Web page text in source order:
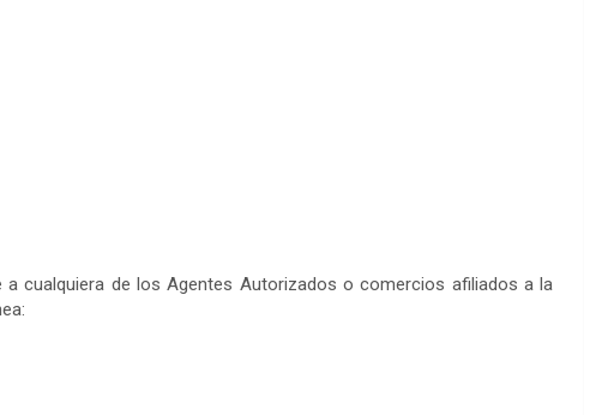
a cualquiera de los Agentes Autorizados o comercios afiliados a la